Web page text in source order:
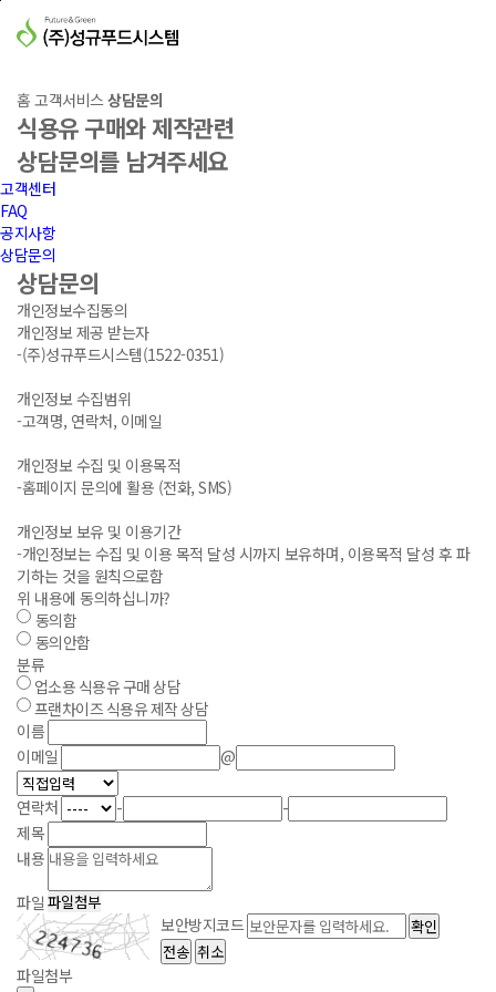
본문바로가기
식용유 구매와 제작관련
홈 고객서비스상담문의
식용유 구매와 제작관련
상담문의를 남겨주세요
고객센터
FAQ
공지사항
상담문의
상담문의
개인정보수집동의
개인정보 제공 받는자
-(주)성규푸드시스템(1522-0351)
개인정보 수집범위
-고객명, 연락처, 이메일
개인정보 수집 및 이용목적
-홈페이지 문의에 활용 (전화, SMS)
개인정보 보유 및 이용기간
-개인정보는 수집 및 이용 목적 달성 시까지 보유하며, 이용목적 달성 후 파
기하는 것을 원칙으로함
위 내용에 동의하십니까?
동의함
동의안함
분류
업소용 식용유 구매 상담
프랜차이즈 식용유 제작 상담
이름
이메일
@
연락처 -
-
제목
내용
파일 파일첨부
보안방지코드
파일첨부